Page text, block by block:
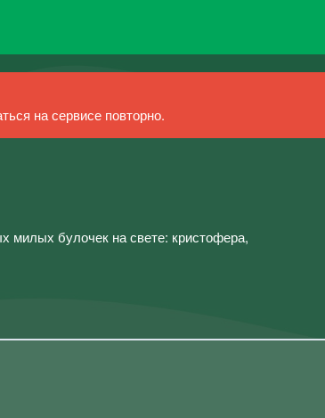
на сервисе повторно.
булочек на свете: кристофера,